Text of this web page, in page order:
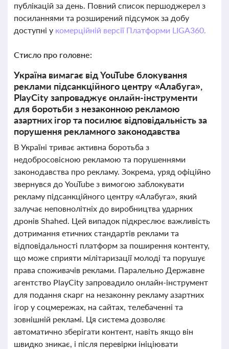
публікацій за день. Повний список першоджерел з
посиланнями та розширений підсумок за добу
доступні у комерційній версії Платформи LIGA360.
Стисло про головне:
Україна вимагає від YouTube блокування
реклами підсанкційного центру «Алабуга»,
PlayCity запроваджує онлайн-інструменти
для боротьби з незаконною рекламою
азартних ігор та посилює відповідальність за
порушення рекламного законодавства
В Україні триває активна боротьба з
недобросовісною рекламою та порушеннями
законодавства про рекламу. Зокрема, уряд офіційно
звернувся до YouTube з вимогою заблокувати
рекламу підсанкційного центру «Алабуга», який
залучає неповнолітніх до виробництва ударних
дронів Shahed. Цей випадок підкреслює важливість
дотримання етичних стандартів реклами та
відповідальності платформ за поширення контенту,
що може сприяти мілітаризації молоді та порушує
права споживачів реклами. Паралельно Державне
агентство PlayCity запровадило онлайн-інструмент
для подання скарг на незаконну рекламу азартних
ігор у соцмережах, на сайтах, телебаченні та
зовнішній рекламі. Ця система дозволяє
автоматично зберігати контент, навіть якщо він
швидко зникає, і після перевірки ініціювати